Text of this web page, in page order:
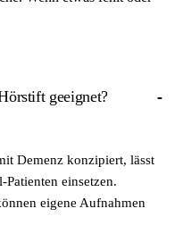
geeignet?
Demenz konzipiert, lässt
einsetzen.
eigene Aufnahmen